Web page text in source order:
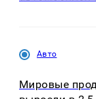
Авто
Мировые